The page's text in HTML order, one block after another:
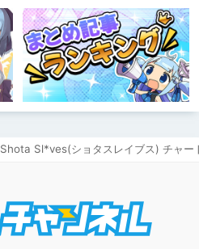
Shota Sl*ves(ショタスレイブス) チャー